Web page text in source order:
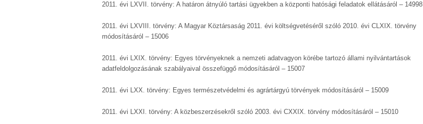
2011. évi LXVII. törvény: A határon átnyúló tartási ügyekben a központi hatósági feladatok ellátásáról – 14998
2011. évi LXVIII. törvény: A Magyar Köztársaság 2011. évi költségvetéséről szóló 2010. évi CLXIX. törvény
módosításáról – 15006
2011. évi LXIX. törvény: Egyes törvényeknek a nemzeti adatvagyon körébe tartozó állami nyilvántartások
adatfeldolgozásának szabályaival összefüggő módosításáról – 15007
2011. évi LXX. törvény: Egyes természetvédelmi és agrártárgyú törvények módosításáról – 15009
2011. évi LXXI. törvény: A közbeszerzésekről szóló 2003. évi CXXIX. törvény módosításáról – 15010